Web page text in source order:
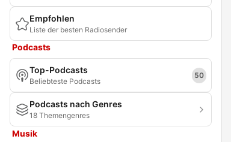
Empfohlen
Liste der besten Radiosender
Podcasts
Top-Podcasts
Beliebteste Podcasts
50
Podcasts nach Genres
18 Themengenres
Musik